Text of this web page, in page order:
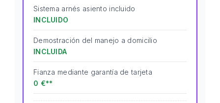
Sistema arnés asiento incluido
INCLUIDO
Demostración del manejo a domicilio
INCLUIDA
Fianza mediante garantía de tarjeta
0 €**